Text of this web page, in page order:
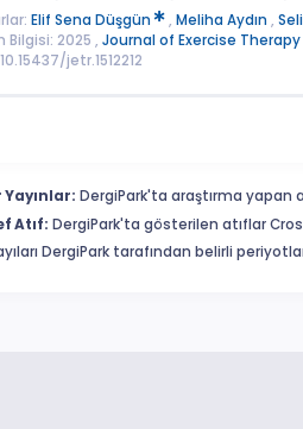
Elif Sena Düşgün , Meliha Aydın ,
Bilgisi: 2025 , Journal of Exercise
jetr.1512212
DergiPark'ta araştırma
Atıf: DergiPark'ta gösterilen atıflar
DergiPark tarafından belirli